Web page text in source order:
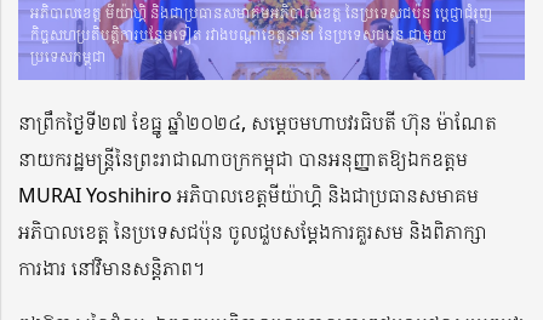
អភិបាលខេត្ត មីយ៉ាហ្គិ និងជាប្រធានសមាគមអភិបាលខេត្ត នៃប្រទេសជប៉ុន ប្ដេជ្ញាជំរុញ
កិច្ចសហប្រតិបត្តិការបន្ថែមទៀត រវាងបណ្ដាខេត្តនានា នៃប្រទេសជប៉ុន ជាមួយ
ប្រទេសកម្ពុជា
នាព្រឹកថ្ងៃទី២៧ ខែធ្នូ ឆ្នាំ២០២៤, សម្ដេចមហាបវរធិបតី ហ៊ុន ម៉ាណែត
នាយករដ្ឋមន្ត្រីនៃព្រះរាជាណាចក្រកម្ពុជា បានអនុញ្ញាតឱ្យឯកឧត្តម
MURAI Yoshihiro អភិបាលខេត្តមីយ៉ាហ្គិ និងជាប្រធានសមាគម
អភិបាលខេត្ត​ នៃប្រទេសជប៉ុន ចូលជួបសម្ដែងការគួរសម និងពិភាក្សា
ការងារ នៅវិមានសន្ដិភាព។